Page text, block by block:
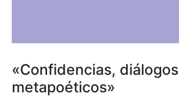
«Confidencias, diálogos
metapoéticos»